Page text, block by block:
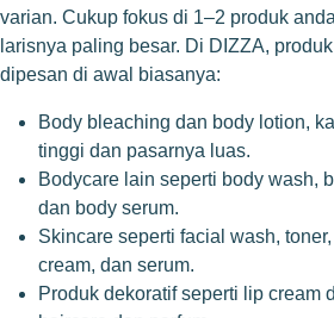
varian. Cukup fokus di 1–2 produk
larisnya paling besar. Di DIZZA,
dipesan di awal biasanya:
Body bleaching dan body lotion,
tinggi dan pasarnya luas.
Bodycare lain seperti body wash,
dan body serum.
Skincare seperti facial wash,
cream, dan serum.
Produk dekoratif seperti lip cream